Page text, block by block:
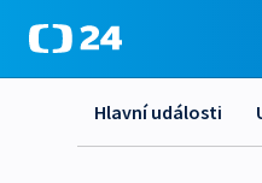
Hlavní události